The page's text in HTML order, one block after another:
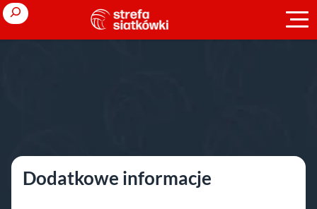
Przejdź
do
treści
Search
Dodatkowe informacje